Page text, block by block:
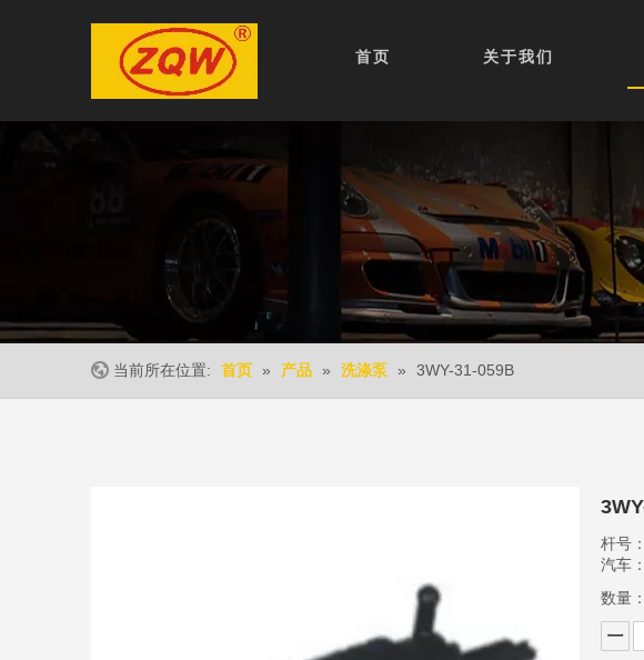
首页 关于我们
当前所在位置: 首页 » 产品 » 洗涤泵 » 3WY-31-059B
杆号
汽车
数量：